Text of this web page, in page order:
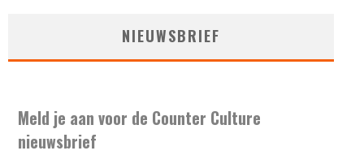
NIEUWSBRIEF
Meld je aan voor de Counter Culture
nieuwsbrief